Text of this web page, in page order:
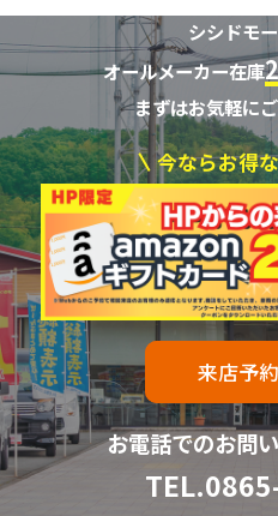
シシドモ
オールメーカー在庫
まずはお気軽に
今ならお得
来店予
お電話でのお問
TEL.